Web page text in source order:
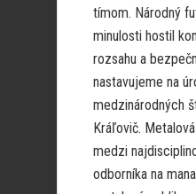
tímom. Národný
minulosti hostil
rozsahu a
nastavujeme na
medzinárodných
Kráľovič.
medzi
odborníka na